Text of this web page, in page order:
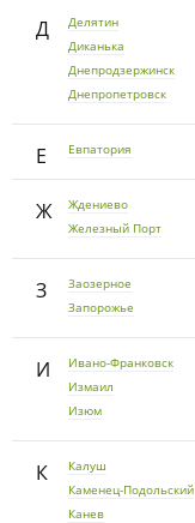
Д
Делятин
Диканька
Днепродзержинск
Днепропетровск
Е Евпатория
Ж
Ждениево
Железный Порт
З
Заозерное
Запорожье
И
Ивано-Франковск
Измаил
Изюм
К
Калуш
Каменец-Подольский
Канев